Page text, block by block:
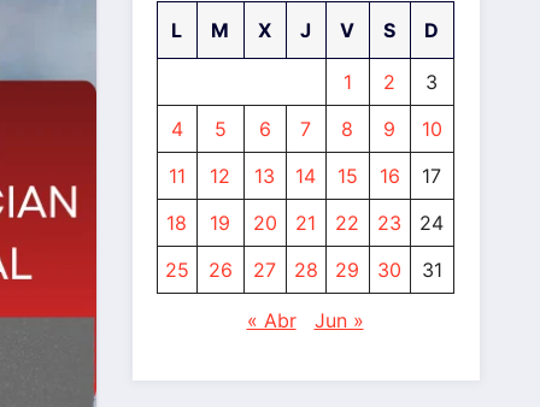
L M X J V S D
1 2
3
4
5 6 7 8 9
10
11
12 13 14 15 16
17
18
19 20 21 22 23
24
25
26 27 28 29 30 31
« Abr Jun »